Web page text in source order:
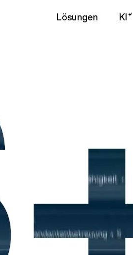
Lösungen KI